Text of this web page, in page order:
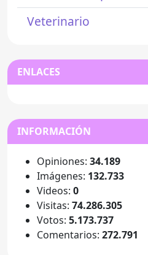
Veterinario
ENLACES
INFORMACIÓN
Opiniones: 34.189
Imágenes: 132.733
Videos: 0
Visitas: 74.286.305
Votos: 5.173.737
Comentarios: 272.791